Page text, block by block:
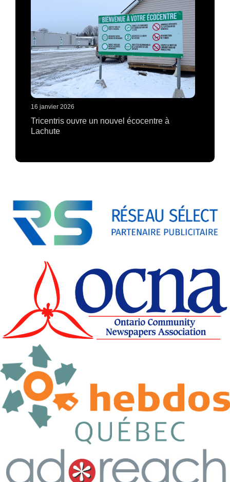
16 janvier 2026
Tricentris ouvre un nouvel écocentre à
Lachute